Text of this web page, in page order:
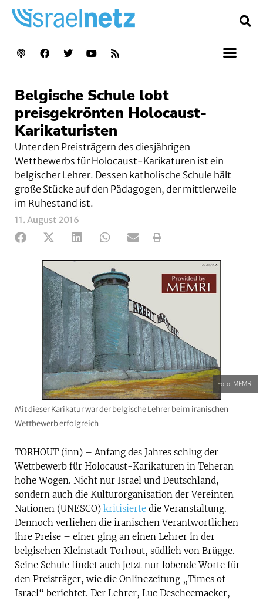
Belgische Schule lobt
preisgekrönten Holocaust-
Karikaturisten
Unter den Preisträgern des diesjährigen
Wettbewerbs für Holocaust-Karikaturen ist ein
belgischer Lehrer. Dessen katholische Schule hält
große Stücke auf den Pädagogen, der mittlerweile
im Ruhestand ist.
11. August 2016
Foto: MEMRI
Mit dieser Karikatur war der belgische Lehrer beim iranischen
Wettbewerb erfolgreich
TORHOUT (inn) – Anfang des Jahres schlug der
Wettbewerb für Holocaust-Karikaturen in Teheran
hohe Wogen. Nicht nur Israel und Deutschland,
sondern auch die Kulturorganisation der Vereinten
Nationen (UNESCO) kritisierte die Veranstaltung.
Dennoch verliehen die iranischen Verantwortlichen
ihre Preise – einer ging an einen Lehrer in der
belgischen Kleinstadt Torhout, südlich von Brügge.
Seine Schule findet auch jetzt nur lobende Worte für
den Preisträger, wie die Onlinezeitung „Times of
Israel“ berichtet. Der Lehrer, Luc Descheemaeker,